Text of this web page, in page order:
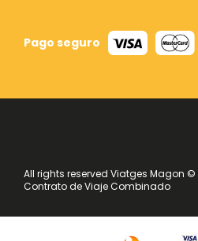
Pago seguro
All rights reserved Viatges Magon ©
Contrato de Viaje Combinado